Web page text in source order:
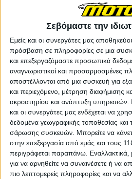
Σεβόμαστε την
Εμείς και οι συνεργάτες μας
πρόσβαση σε πληροφορίες σε μια
και επεξεργαζόμαστε προσωπικά
αναγνωριστικοί και προσαρμοσμένες
αποστέλλονται από μια συσκευή για
και περιεχόμενο, μέτρηση διαφήμισης
ακροατηρίου και ανάπτυξη υπηρεσιών.
και οι συνεργάτες μας ενδέχεται να
δεδομένα γεωγραφικής τοποθεσίας
σάρωσης συσκευών. Μπορείτε να
στην επεξεργασία από εμάς και τους
περιγράφεται παραπάνω. Εναλλακτικά,
για να αρνηθείτε να συναινέσετε ή να
πιο λεπτομερείς πληροφορίες και να
Όπως χαρακτηριστικά λέει ο
του ως αναβάτης εξέλιξης είναι
πολλά χρόνια εμπειρίας του,
Desmo450 MX την καλύτερη
τοποθετώντας την στην κορυφή
συναισθηματικός δεσμός της
κρύβεται…